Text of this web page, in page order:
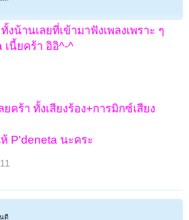
น้านเลยที่เข้ามาฟังเพลงเพราะ ๆ
เนี้ยคร้า อิอิ^-^
ยคร้า ทั้งเสียงร้อง+การมิกซ์เสียง
P'deneta นะคระ
ดี